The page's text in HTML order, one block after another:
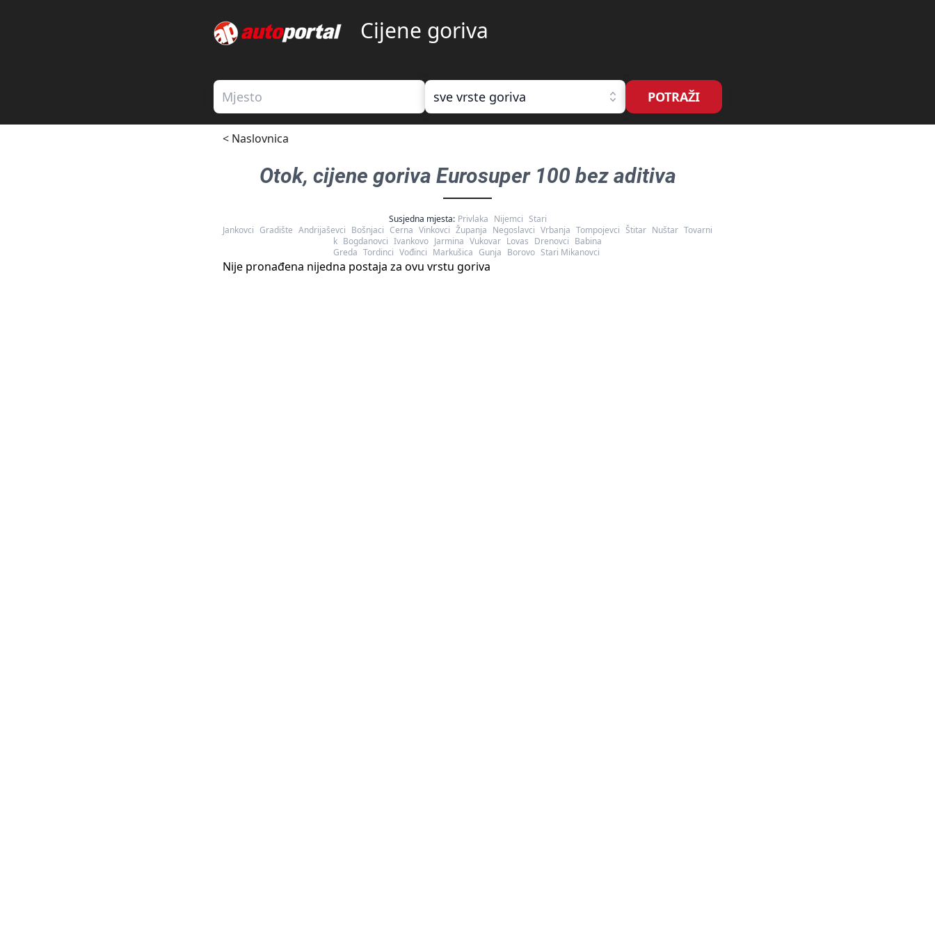
Cijene goriva
sve vrste goriva POTRAŽI
< Naslovnica
Otok, cijene goriva Eurosuper 100 bez aditiva
Susjedna mjesta: Privlaka Nijemci Stari
Jankovci Gradište Andrijaševci Bošnjaci Cerna Vinkovci Županja Negoslavci Vrbanja Tompojevci Štitar Nuštar Tovarni
k Bogdanovci Ivankovo Jarmina Vukovar Lovas Drenovci Babina
Greda Tordinci Vođinci Markušica Gunja Borovo Stari Mikanovci
Nije pronađena nijedna postaja za ovu vrstu goriva